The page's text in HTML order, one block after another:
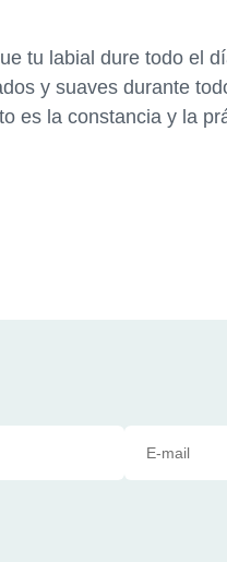
tu labial dure todo el
y suaves durante
es la constancia y la